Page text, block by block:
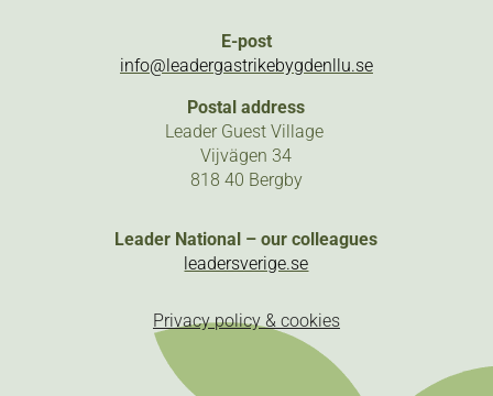
E-post
info@leadergastrikebygdenllu.se
Postal address
Leader Guest Village
Vijvägen 34
818 40 Bergby
Leader National – our colleagues
leadersverige.se
Privacy policy & cookies